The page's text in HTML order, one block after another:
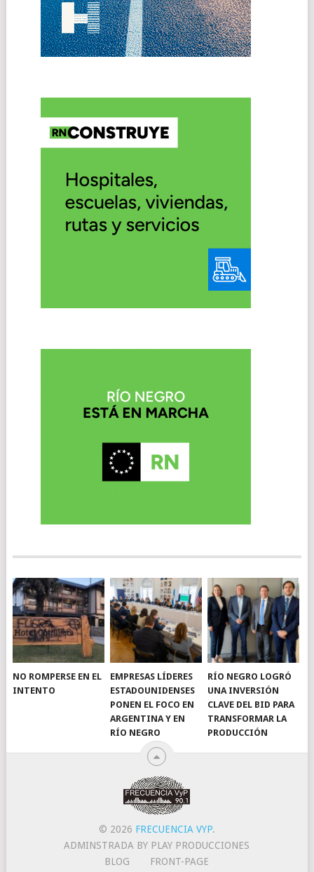
NO ROMPERSE EN EL
INTENTO
EMPRESAS LÍDERES
ESTADOUNIDENSES
PONEN EL FOCO EN
ARGENTINA Y EN
RÍO NEGRO
RÍO NEGRO LOGRÓ
UNA INVERSIÓN
CLAVE DEL BID PARA
TRANSFORMAR LA
PRODUCCIÓN
© 2026 FRECUENCIA VYP.
ADMINSTRADA BY PLAY PRODUCCIONES
BLOG
FRONT-PAGE